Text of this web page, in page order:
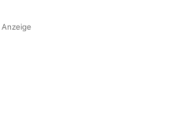
Anzeige